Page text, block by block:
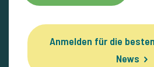
Anmelden für die
News